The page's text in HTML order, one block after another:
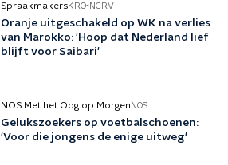
SpraakmakersKRO-NCRV
Oranje uitgeschakeld op WK na verlies
van Marokko: 'Hoop dat Nederland lief
blijft voor Saibari'
NOS Met het Oog op Morgen NOS
Gelukszoekers op voetbalschoenen:
'Voor die jongens de enige uitweg'